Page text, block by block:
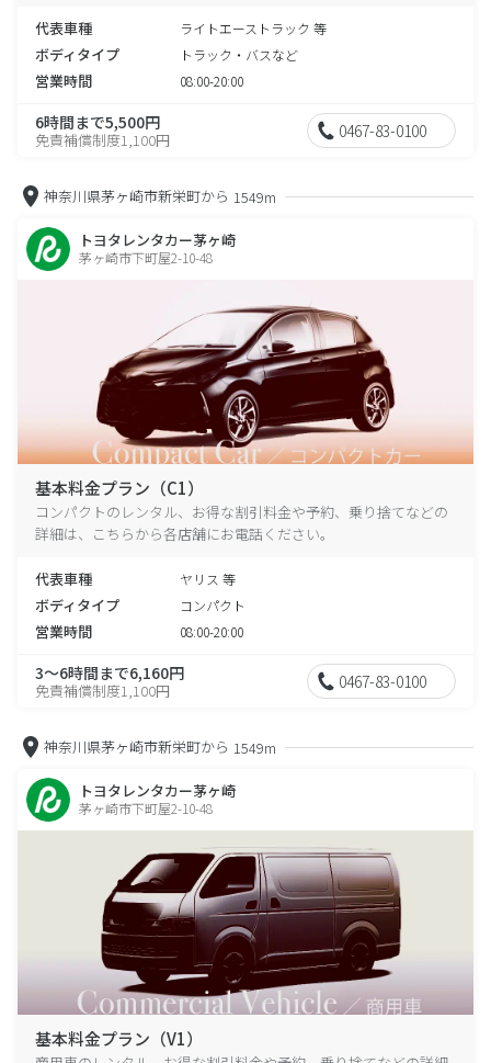
代表車種 ライトエーストラック 等
ボディタイプ トラック・バスなど
営業時間 08:00-20:00
6時間まで5,500円
免責補償制度1,100円 0467-83-0100
神奈川県茅ヶ崎市新栄町から 1549m
トヨタレンタカー茅ヶ崎
茅ヶ崎市下町屋2-10-48
基本料金プラン（C1）
コンパクトのレンタル、お得な割引料金や予約、乗り捨てなどの
詳細は、こちらから各店舗にお電話ください。
代表車種 ヤリス 等
ボディタイプ コンパクト
営業時間 08:00-20:00
3～6時間まで6,160円
免責補償制度1,100円 0467-83-0100
神奈川県茅ヶ崎市新栄町から 1549m
トヨタレンタカー茅ヶ崎
茅ヶ崎市下町屋2-10-48
基本料金プラン（V1）